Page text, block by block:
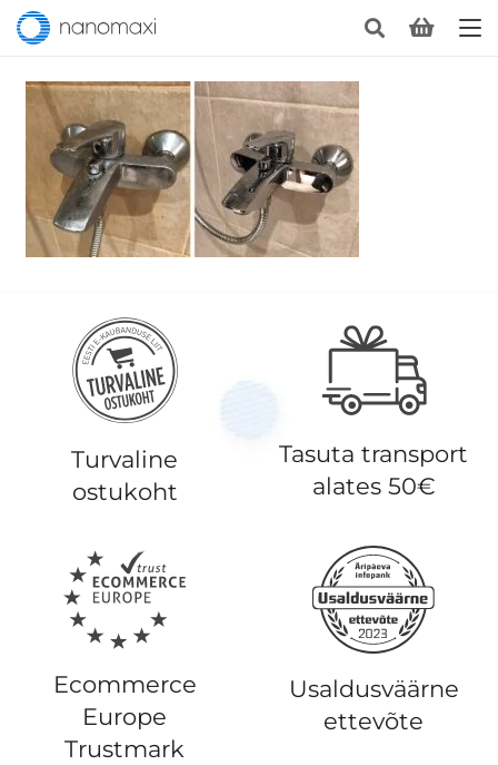
Turvaline
ostukoht
Tasuta transport
alates 50€
Ecommerce
Europe
Trustmark
Usaldusväärne
ettevõte